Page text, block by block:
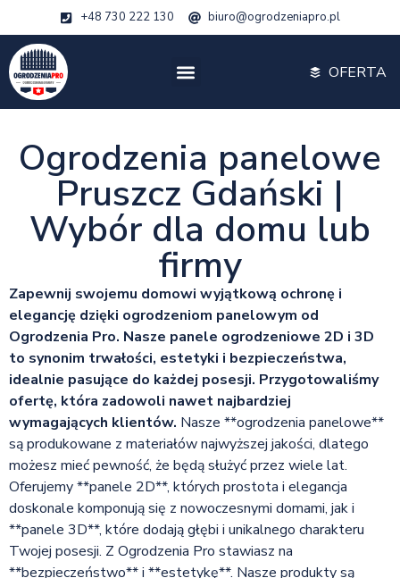
+48 730 222 130 biuro@ogrodzeniapro.pl
OFERTA
Ogrodzenia panelowe
Pruszcz Gdański |
Wybór dla domu lub
firmy
Zapewnij swojemu domowi wyjątkową ochronę i
elegancję dzięki ogrodzeniom panelowym od
Ogrodzenia Pro. Nasze panele ogrodzeniowe 2D i 3D
to synonim trwałości, estetyki i bezpieczeństwa,
idealnie pasujące do każdej posesji. Przygotowaliśmy
ofertę, która zadowoli nawet najbardziej
wymagających klientów. Nasze **ogrodzenia panelowe**
są produkowane z materiałów najwyższej jakości, dlatego
możesz mieć pewność, że będą służyć przez wiele lat.
Oferujemy **panele 2D**, których prostota i elegancja
doskonale komponują się z nowoczesnymi domami, jak i
**panele 3D**, które dodają głębi i unikalnego charakteru
Twojej posesji. Z Ogrodzenia Pro stawiasz na
**bezpieczeństwo** i **estetykę**. Nasze produkty są